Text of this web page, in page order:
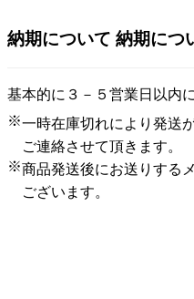
納期について 納期につ
基本的に３－５営業日以内
※一時在庫切れにより発送
ご連絡させて頂きます。
※商品発送後にお送りする
ございます。